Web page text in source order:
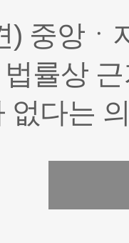
) 중앙ㆍ
률상
없다는